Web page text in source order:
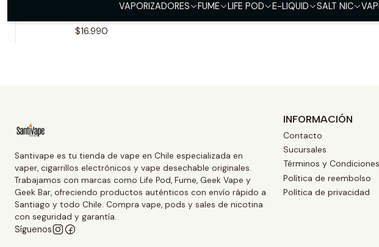
VAPORIZADORES FUME LIFE POD E-LIQUID SALT NIC
$16.990
Santivape es tu tienda de vape en Chile especializada en
vaper, cigarrillos electrónicos y vape desechable originales.
Trabajamos con marcas como Life Pod, Fume, Geek Vape y
Geek Bar, ofreciendo productos auténticos con envío rápido a
Santiago y todo Chile. Compra vape, pods y sales de nicotina
con seguridad y garantía.
Síguenos
INFORMACIÓN
Contacto
Sucursales
Términos y Condiciones
Política de reembolso
Política de privacidad